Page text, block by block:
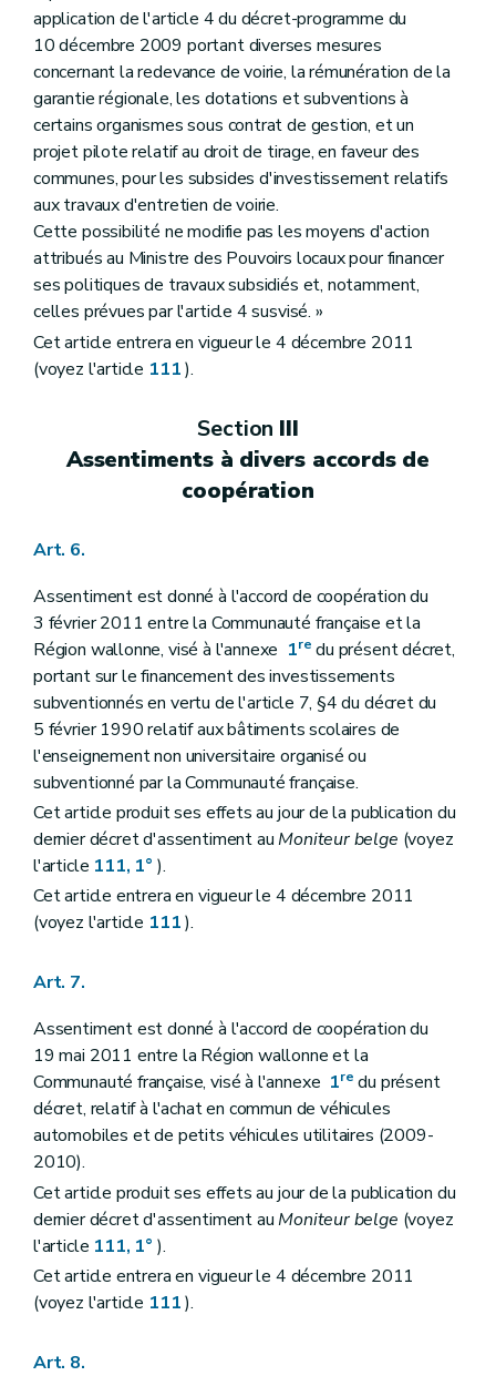
application de l'article 4 du décret-programme du
10 décembre 2009 portant diverses mesures
concernant la redevance de voirie, la rémunération de la
garantie régionale, les dotations et subventions à
certains organismes sous contrat de gestion, et un
projet pilote relatif au droit de tirage, en faveur des
communes, pour les subsides d'investissement relatifs
aux travaux d'entretien de voirie.
Cette possibilité ne modifie pas les moyens d'action
attribués au Ministre des Pouvoirs locaux pour financer
ses politiques de travaux subsidiés et, notamment,
celles prévues par l'article 4 susvisé. »
Cet article entrera en vigueur le 4 décembre 2011
(voyez l'article 111).
Section III
Assentiments à divers accords de
coopération
Art. 6.
Assentiment est donné à l'accord de coopération du
3 février 2011 entre la Communauté française et la
Région wallonne, visé à l'annexe 1re du présent décret,
portant sur le financement des investissements
subventionnés en vertu de l'article 7, §4 du décret du
5 février 1990 relatif aux bâtiments scolaires de
l'enseignement non universitaire organisé ou
subventionné par la Communauté française.
Cet article produit ses effets au jour de la publication du
dernier décret d'assentiment auMoniteur belge (voyez
l'article 111, 1° ).
Cet article entrera en vigueur le 4 décembre 2011
(voyez l'article 111).
Art. 7.
Assentiment est donné à l'accord de coopération du
19 mai 2011 entre la Région wallonne et la
Communauté française, visé à l'annexe 1re du présent
décret, relatif à l'achat en commun de véhicules
automobiles et de petits véhicules utilitaires (2009-
2010).
Cet article produit ses effets au jour de la publication du
dernier décret d'assentiment auMoniteur belge (voyez
l'article 111, 1° ).
Cet article entrera en vigueur le 4 décembre 2011
(voyez l'article 111).
Art. 8.